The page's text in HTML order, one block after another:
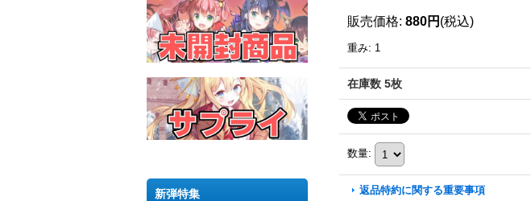
新弾特集
販売価格: 880円 (税込)
重み: 1
在庫数 5枚
数量:
返品特約に関する重要事項